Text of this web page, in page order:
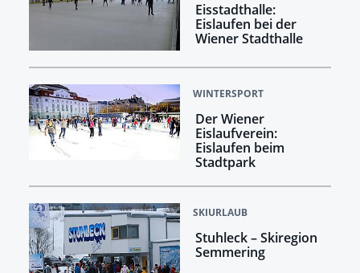
Eisstadthalle:
Eislaufen bei der
Wiener Stadthalle
WINTERSPORT
Der Wiener
Eislaufverein:
Eislaufen beim
Stadtpark
SKIURLAUB
Stuhleck – Skiregion
Semmering